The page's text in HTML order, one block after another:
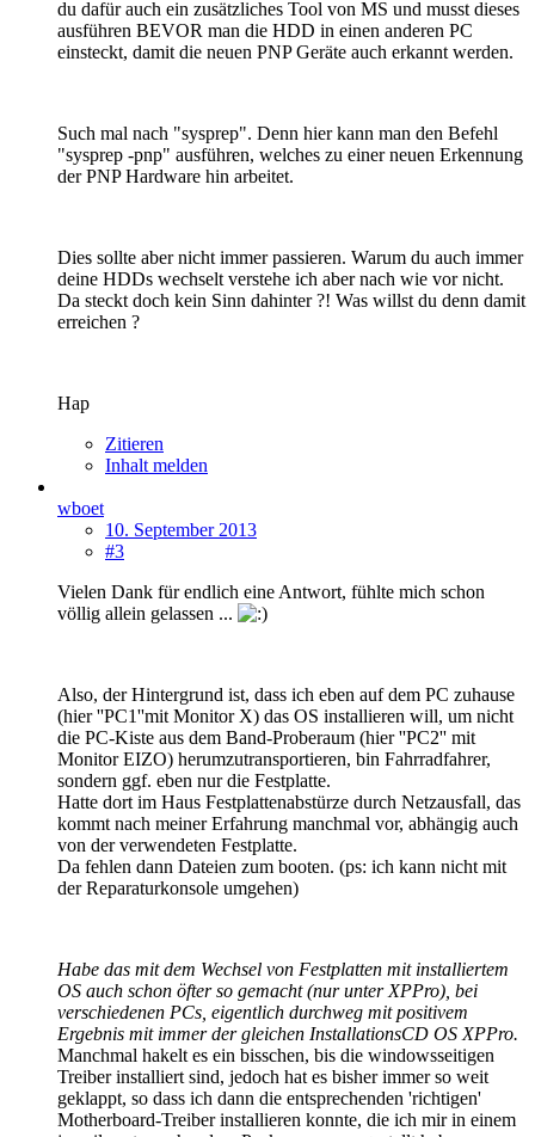
du dafür auch ein zusätzliches Tool von MS und musst dieses
ausführen BEVOR man die HDD in einen anderen PC
einsteckt, damit die neuen PNP Geräte auch erkannt werden.
Such mal nach "sysprep". Denn hier kann man den Befehl
"sysprep -pnp" ausführen, welches zu einer neuen Erkennung
der PNP Hardware hin arbeitet.
Dies sollte aber nicht immer passieren. Warum du auch immer
deine HDDs wechselt verstehe ich aber nach wie vor nicht.
Da steckt doch kein Sinn dahinter ?! Was willst du denn damit
erreichen ?
Hap
Zitieren
Inhalt melden
wboet
10. September 2013
#3
Vielen Dank für endlich eine Antwort, fühlte mich schon
völlig allein gelassen ...
Also, der Hintergrund ist, dass ich eben auf dem PC zuhause
(hier ''PC1''mit Monitor X) das OS installieren will, um nicht
die PC-Kiste aus dem Band-Proberaum (hier ''PC2'' mit
Monitor EIZO) herumzutransportieren, bin Fahrradfahrer,
sondern ggf. eben nur die Festplatte.
Hatte dort im Haus Festplattenabstürze durch Netzausfall, das
kommt nach meiner Erfahrung manchmal vor, abhängig auch
von der verwendeten Festplatte.
Da fehlen dann Dateien zum booten. (ps: ich kann nicht mit
der Reparaturkonsole umgehen)
Habe das mit dem Wechsel von Festplatten mit installiertem
OS auch schon öfter so gemacht (nur unter XPPro), bei
verschiedenen PCs, eigentlich durchweg mit positivem
Ergebnis mit immer der gleichen InstallationsCD OS XPPro.
Manchmal hakelt es ein bisschen, bis die windowsseitigen
Treiber installiert sind, jedoch hat es bisher immer so weit
geklappt, so dass ich dann die entsprechenden 'richtigen'
Motherboard-Treiber installieren konnte, die ich mir in einem